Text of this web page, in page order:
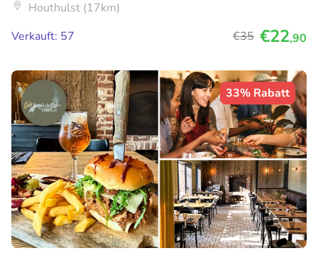
Houthulst (17km)
Verkauft: 57
€35 €22,90
33% Rabatt